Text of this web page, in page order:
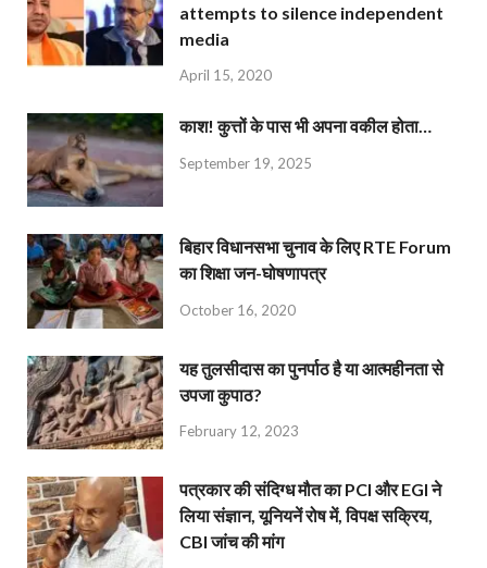
attempts to silence independent
media
April 15, 2020
काश! कुत्तों के पास भी अपना वकील होता…
September 19, 2025
बिहार विधानसभा चुनाव के लिए RTE Forum
का शिक्षा जन-घोषणापत्र
October 16, 2020
यह तुलसीदास का पुनर्पाठ है या आत्महीनता से
उपजा कुपाठ?
February 12, 2023
पत्रकार की संदिग्ध मौत का PCI और EGI ने
लिया संज्ञान, यूनियनें रोष में, विपक्ष सक्रिय,
CBI जांच की मांग